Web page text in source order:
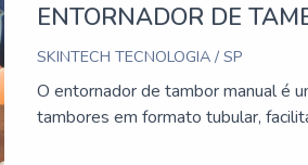
ENTORNADOR DE
SKINTECH TECNOLOGIA / SP
O entornador de tambor manual é
tambores em formato tubular,